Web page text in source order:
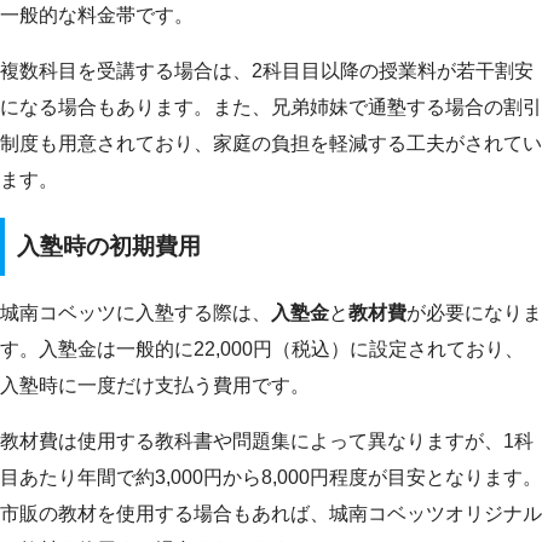
一般的な料金帯です。
複数科目を受講する場合は、2科目目以降の授業料が若干割安
になる場合もあります。また、兄弟姉妹で通塾する場合の割引
制度も用意されており、家庭の負担を軽減する工夫がされてい
ます。
入塾時の初期費用
城南コベッツに入塾する際は、 入塾金と教材費が必要になりま
す。入塾金は一般的に22,000円（税込）に設定されており、
入塾時に一度だけ支払う費用です。
教材費は使用する教科書や問題集によって異なりますが、1科
目あたり年間で約3,000円から8,000円程度が目安となります。
市販の教材を使用する場合もあれば、城南コベッツオリジナル